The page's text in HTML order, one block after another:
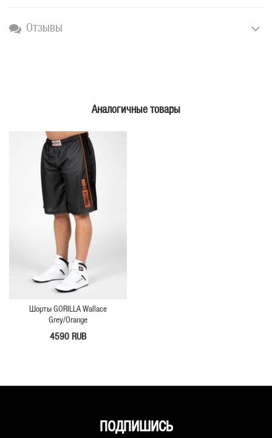
Отзывы
Аналогичные товары
Шорты GORILLA Wallace
Grey/Orange
4590 RUB
ПОДПИШИСЬ